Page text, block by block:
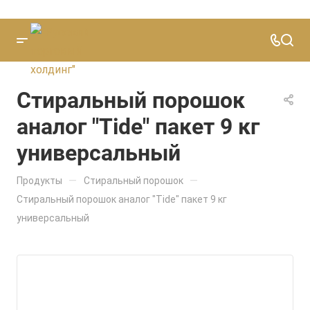
Стиральный порошок
аналог "Tide" пакет 9 кг
универсальный
Продукты — Стиральный порошок —
Стиральный порошок аналог "Tide" пакет 9 кг
универсальный